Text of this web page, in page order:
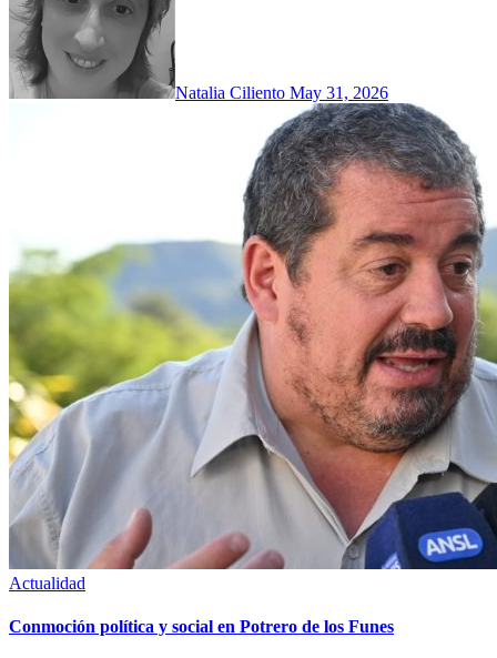
Natalia Ciliento May 31, 2026
Actualidad
Conmoción política y social en Potrero de los Funes